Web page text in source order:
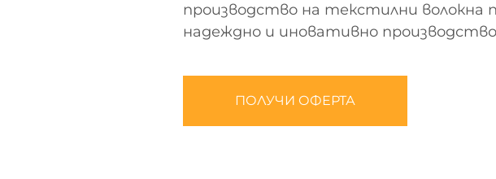
производство на текстилни волокна
надеждно и иновативно
ПОЛУЧИ ОФЕРТА